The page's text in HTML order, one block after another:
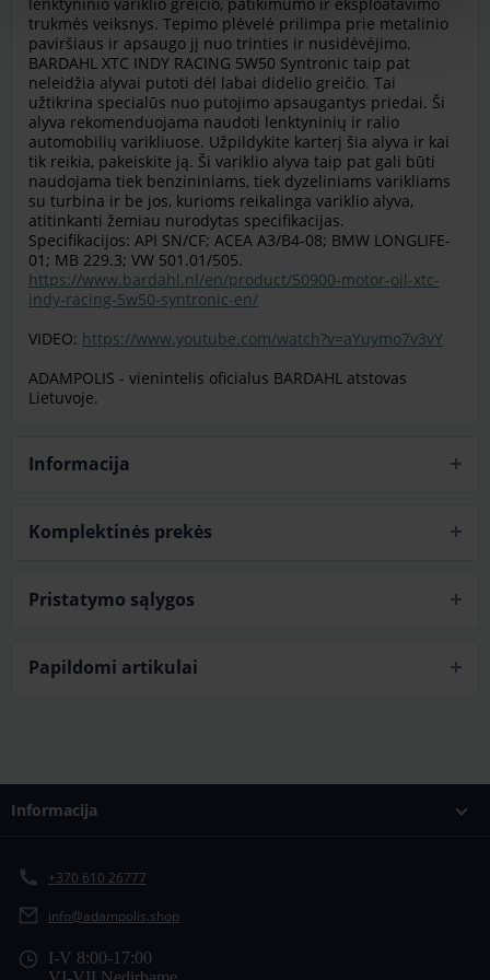
trukmės veiksnys. Tepimo plėvelė prilimpa prie metalinio
paviršiaus ir apsaugo jį nuo trinties ir nusidėvėjimo.
BARDAHL XTC INDY RACING 5W50 Syntronic taip pat
neleidžia alyvai putoti dėl labai didelio greičio. Tai
užtikrina specialūs nuo putojimo apsaugantys priedai. Ši
alyva rekomenduojama naudoti lenktyninių ir ralio
automobilių varikliuose. Užpildykite karterį šia alyva ir kai
tik reikia, pakeiskite ją. Ši variklio alyva taip pat gali būti
naudojama tiek benzininiams, tiek dyzeliniams varikliams
su turbina ir be jos, kurioms reikalinga variklio alyva,
atitinkanti žemiau nurodytas specifikacijas.
Specifikacijos: API SN/CF; ACEA A3/B4-08; BMW LONGLIFE-
https://www.bardahl.nl/en/product/50900-motor-oil-xtc-
indy-racing-5w50-syntronic-en/
VIDEO: https://www.youtube.com/watch?v=aYuymo7v3vY
ADAMPOLIS - vienintelis oficialus BARDAHL atstovas
Lietuvoje.
Informacija
Komplektinės prekės
Pristatymo sąlygos
Papildomi artikulai
Informacija
+370 610 26777
info@adampolis.shop
I-V 8:00-17:00